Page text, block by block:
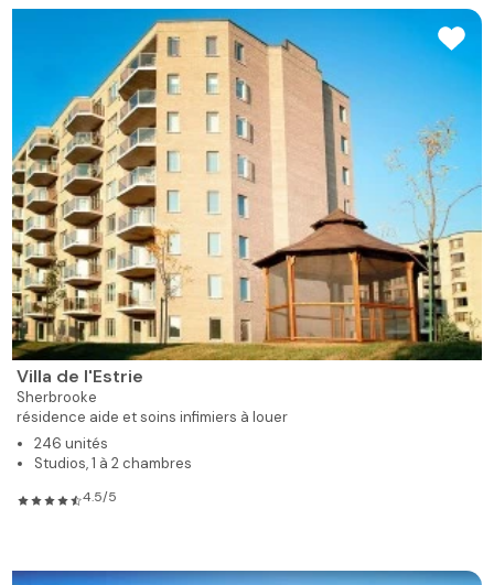
Villa de l'Estrie
Sherbrooke
résidence aide et soins infimiers à louer
246 unités
Studios, 1 à 2 chambres
4.5/5